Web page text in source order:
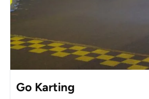
Go Karting